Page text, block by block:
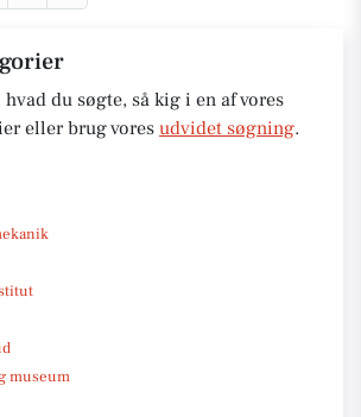
du søgte, så kig i en af vores
eller brug vores udvidet søgning.
museum